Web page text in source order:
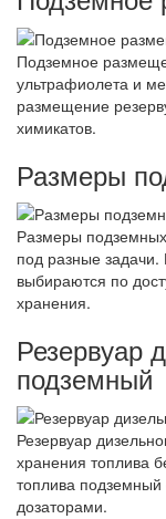
Подземное
ультрафиолета и
размещение
химикатов.
Размеры
Размеры
под разные
выбираются по
хранения.
Резервуар
подземный
Резервуар
хранения топлива
топлива
дозаторами.